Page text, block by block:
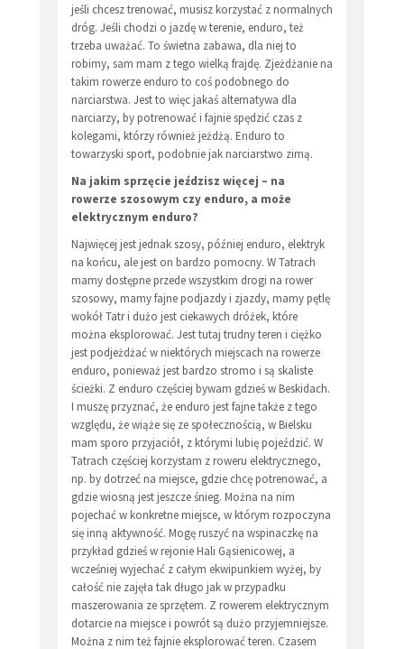
jeśli chcesz trenować, musisz korzystać z normalnych
dróg. Jeśli chodzi o jazdę w terenie, enduro, też
trzeba uważać. To świetna zabawa, dla niej to
robimy, sam mam z tego wielką frajdę. Zjeżdżanie na
takim rowerze enduro to coś podobnego do
narciarstwa. Jest to więc jakaś alternatywa dla
narciarzy, by potrenować i fajnie spędzić czas z
kolegami, którzy również jeżdżą. Enduro to
towarzyski sport, podobnie jak narciarstwo zimą.
Na jakim sprzęcie jeździsz więcej – na
rowerze szosowym czy enduro, a może
elektrycznym enduro?
Najwięcej jest jednak szosy, później enduro, elektryk
na końcu, ale jest on bardzo pomocny. W Tatrach
mamy dostępne przede wszystkim drogi na rower
szosowy, mamy fajne podjazdy i zjazdy, mamy pętlę
wokół Tatr i dużo jest ciekawych dróżek, które
można eksplorować. Jest tutaj trudny teren i ciężko
jest podjeżdżać w niektórych miejscach na rowerze
enduro, ponieważ jest bardzo stromo i są skaliste
ścieżki. Z enduro częściej bywam gdzieś w Beskidach.
I muszę przyznać, że enduro jest fajne także z tego
względu, że wiąże się ze społecznością, w Bielsku
mam sporo przyjaciół, z którymi lubię pojeździć. W
Tatrach częściej korzystam z roweru elektrycznego,
np. by dotrzeć na miejsce, gdzie chcę potrenować, a
gdzie wiosną jest jeszcze śnieg. Można na nim
pojechać w konkretne miejsce, w którym rozpoczyna
się inną aktywność. Mogę ruszyć na wspinaczkę na
przykład gdzieś w rejonie Hali Gąsienicowej, a
wcześniej wyjechać z całym ekwipunkiem wyżej, by
całość nie zajęła tak długo jak w przypadku
maszerowania ze sprzętem. Z rowerem elektrycznym
dotarcie na miejsce i powrót są dużo przyjemniejsze.
Można z nim też fajnie eksplorować teren. Czasem